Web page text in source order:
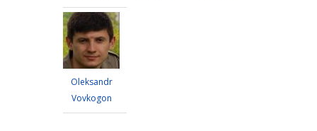
Oleksandr
Vovkogon